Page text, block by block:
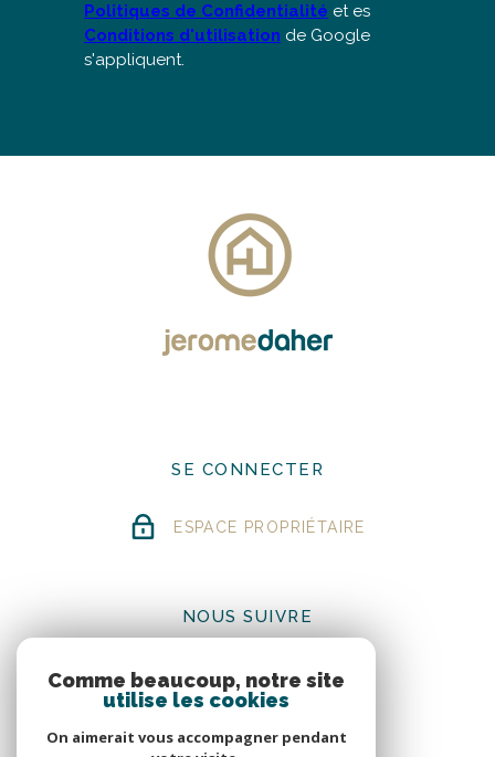
Politiques de Confidentialité et es
Conditions d'utilisation de Google
s'appliquent.
SE CONNECTER
ESPACE PROPRIÉTAIRE
NOUS SUIVRE
Comme beaucoup, notre site
utilise les cookies
On aimerait vous accompagner pendant